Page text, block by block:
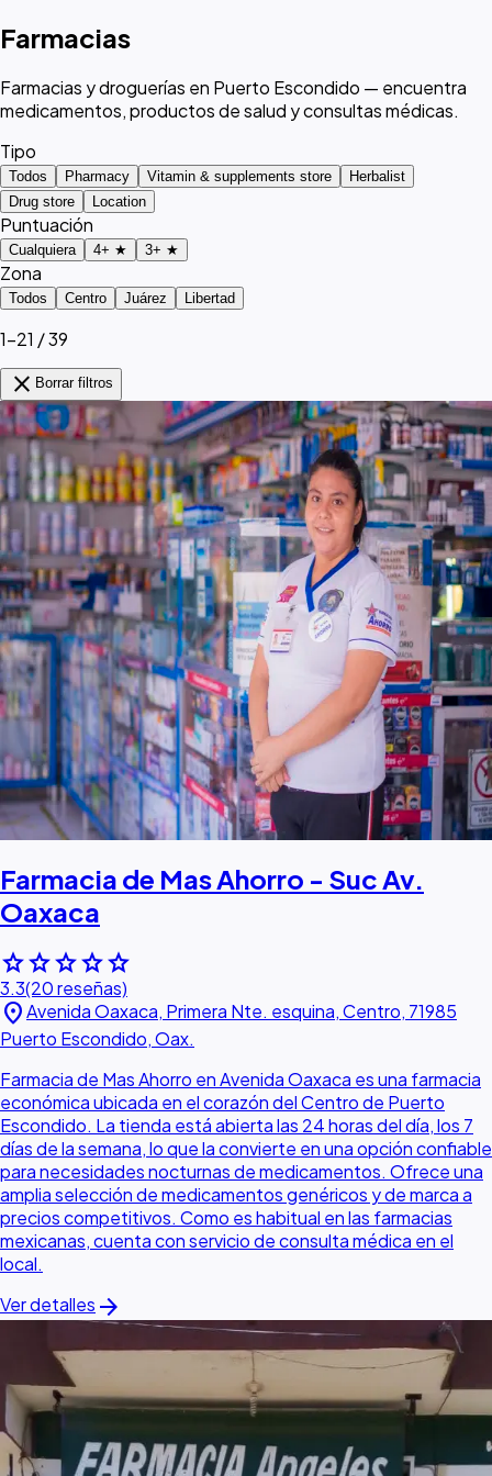
Farmacias
Farmacias y droguerías en Puerto Escondido — encuentra
medicamentos, productos de salud y consultas médicas.
Tipo
Todos Pharmacy Vitamin & supplements store
Herbalist
Drug store
Location
Puntuación
Cualquiera 4+ ★ 3+ ★
Zona
Todos Centro Juárez Libertad
1–21 / 39
close Borrar filtros
Farmacia de Mas Ahorro - Suc Av.
Oaxaca
starstarstarstarstar
3.3(20 reseñas)
location_onAvenida Oaxaca, Primera Nte. esquina, Centro, 71985
Puerto Escondido, Oax.
Farmacia de Mas Ahorro en Avenida Oaxaca es una farmacia
económica ubicada en el corazón del Centro de Puerto
Escondido. La tienda está abierta las 24 horas del día, los 7
días de la semana, lo que la convierte en una opción confiable
para necesidades nocturnas de medicamentos. Ofrece una
amplia selección de medicamentos genéricos y de marca a
precios competitivos. Como es habitual en las farmacias
mexicanas, cuenta con servicio de consulta médica en el
local.
Ver detalles arrow_forward